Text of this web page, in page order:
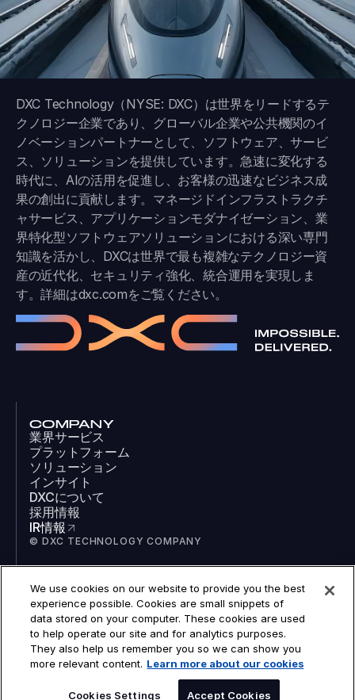
DXC Technology（NYSE: DXC）は世界をリードするテ
クノロジー企業であり、グローバル企業や公共機関のイ
ノベーションパートナーとして、ソフトウェア、サービ
ス、ソリューションを提供しています。急速に変化する
時代に、AIの活用を促進し、お客様の迅速なビジネス成
果の創出に貢献します。マネージドインフラストラクチ
ャサービス、アプリケーションモダナイゼーション、業
界特化型ソフトウェアソリューションにおける深い専門
知識を活かし、DXCは世界で最も複雑なテクノロジー資
産の近代化、セキュリティ強化、統合運用を実現しま
す。詳細はdxc.comをご覧ください。
COMPANY
業界サービス
プラットフォーム
ソリューション
インサイト
DXCについて
採用情報
IR情報
© DXC TECHNOLOGY COMPANY
SOCIAL
LinkedIn
Facebook
Instagram
YouTube
COOKIES
We use cookies on our website to provide you the best
experience possible. Cookies are small snippets of
data stored on your computer. These cookies are used
to help operate our site and for analytics purposes.
They also help us remember you so we can show you
more relevant content. Learn more about our cookies
Cookies Settings Accept Cookies